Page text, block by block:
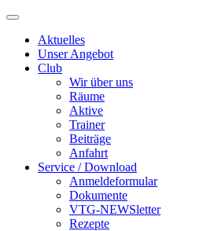
Aktuelles
Unser Angebot
Club
Wir über uns
Räume
Aktive
Trainer
Beiträge
Anfahrt
Service / Download
Anmeldeformular
Dokumente
VTG-NEWSletter
Rezepte